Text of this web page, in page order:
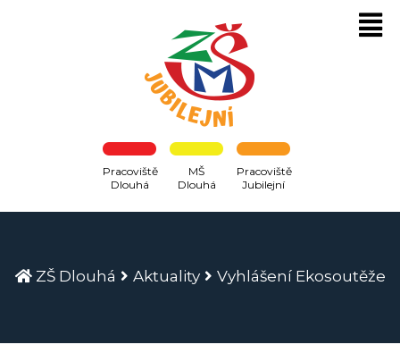
Pracoviště
Dlouhá
MŠ
Dlouhá
Pracoviště
Jubilejní
ZŠ Dlouhá Aktuality Vyhlášení Ekosoutěže